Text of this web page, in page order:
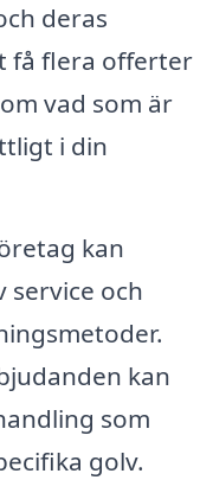
deras
få flera offerter
vad som är
i din
kan
service och
kan
som
golv.